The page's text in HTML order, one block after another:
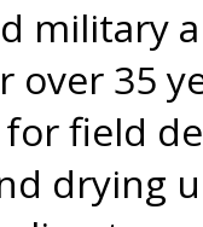
military
over 35
field
drying